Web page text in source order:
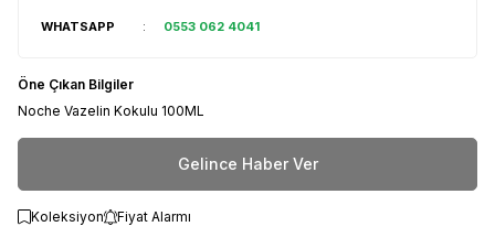
WHATSAPP : 0553 062 4041
Öne Çıkan Bilgiler
Noche Vazelin Kokulu 100ML
Gelince Haber Ver
Koleksiyon Fiyat Alarmı